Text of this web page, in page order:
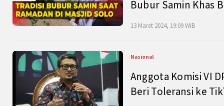
Bubur Samin Khas
13 Maret 2024, 19:09 WIB
Nasional
Anggota Komisi VI
Beri Toleransi ke